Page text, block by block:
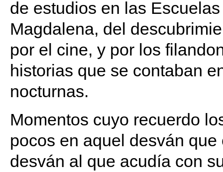
de estudios en las
Magdalena, del
por el cine, y por los
historias que se contaban
nocturnas.
Momentos cuyo recuerdo
pocos en aquel desván
desván al que acudía con